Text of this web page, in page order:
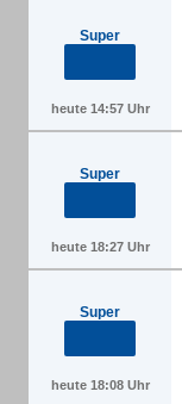
Super
heute 14:57 Uhr
Super
heute 18:27 Uhr
Super
heute 18:08 Uhr